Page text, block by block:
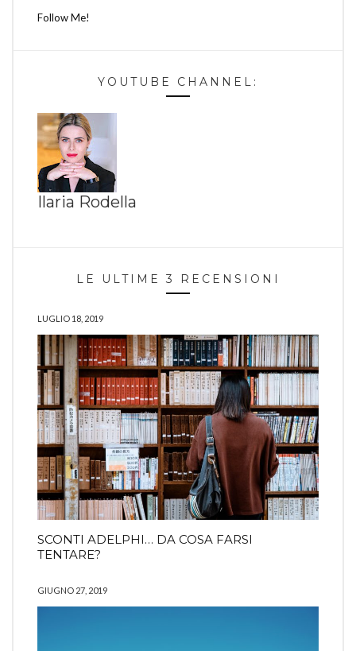
Follow Me!
YOUTUBE CHANNEL:
Ilaria Rodella
LE ULTIME 3 RECENSIONI
LUGLIO 18, 2019
SCONTI ADELPHI… DA COSA FARSI
TENTARE?
GIUGNO 27, 2019